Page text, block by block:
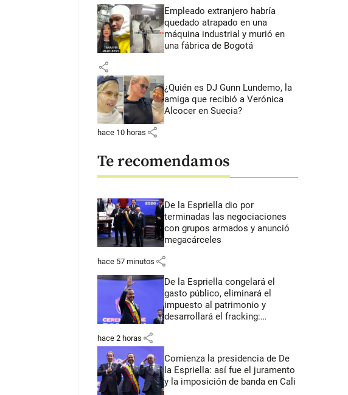
Empleado extranjero habría
quedado atrapado en una
máquina industrial y murió en
una fábrica de Bogotá
share
¿Quién es DJ Gunn Lundemo, la
amiga que recibió a Verónica
Alcocer en Suecia?
hace 10 horas share
Te recomendamos
De la Espriella dio por
terminadas las negociaciones
con grupos armados y anunció
megacárceles
hace 57 minutos share
De la Espriella congelará el
gasto público, eliminará el
impuesto al patrimonio y
desarrollará el fracking:
hace 2 horas share
Comienza la presidencia de De
la Espriella: así fue el juramento
y la imposición de banda en Cali